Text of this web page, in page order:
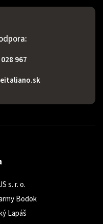
967
s. r. o.
Bodok
Lapáš